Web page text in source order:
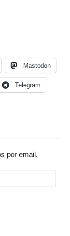
Mastodon
Telegram
por email.